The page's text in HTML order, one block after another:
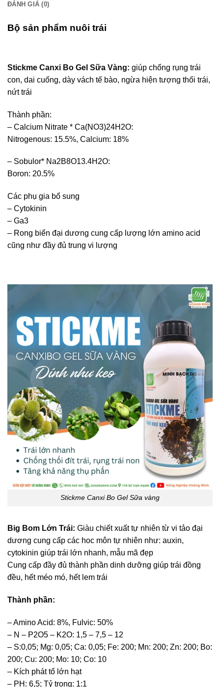
ĐÁNH GIÁ (0)
Bộ sản phẩm nuôi trái
Stickme Canxi Bo Gel Sữa Vàng: giúp chống rụng trái
con, dai cuống, dày vách tế bào, ngừa hiện tượng thối trái,
nứt trái
Thành phần:
– Calcium Nitrate * Ca(NO3)24H2O:
Nitrogenous: 15.5%, Calcium: 18%
– Sobulor* Na2B8O13.4H2O:
Boron: 20.5%
Các phụ gia bổ sung
– Cytokinin
– Ga3
– Rong biển đại dương cung cấp lượng lớn amino acid
cũng như đầy đủ trung vi lượng
Stickme Canxi Bo Gel Sữa vàng
Big Bom Lớn Trái: Giàu chiết xuất tự nhiên từ vi tảo đại
dương cung cấp các hoc môn tự nhiên như: auxin,
cytokinin giúp trái lớn nhanh, mẫu mã đẹp
Cung cấp đầy đủ thành phần dinh dưỡng giúp trái đồng
đều, hết méo mó, hết lem trái
Thành phần:
– Amino Acid: 8%, Fulvic: 50%
– N – P2O5 – K2O: 1,5 – 7,5 – 12
– S:0,05; Mg: 0,05; Ca: 0,05; Fe: 200; Mn: 200; Zn: 200; Bo:
200; Cu: 200; Mo: 10; Co: 10
– Kích phát tố lớn hạt
– PH: 6,5; Tỷ trọng: 1:1